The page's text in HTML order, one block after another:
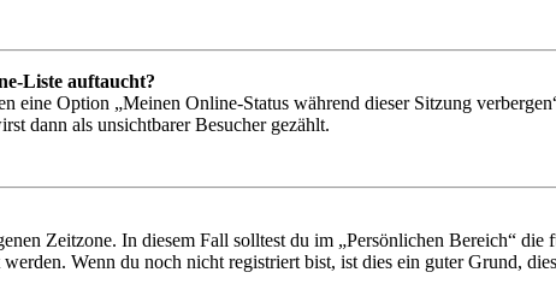
Liste auftaucht?
eine Option „Meinen Online-Status während dieser Sitzung
dann als unsichtbarer Besucher gezählt.
Zeitzone. In diesem Fall solltest du im „Persönlichen Bereich“
Wenn du noch nicht registriert bist, ist dies ein guter Grund,